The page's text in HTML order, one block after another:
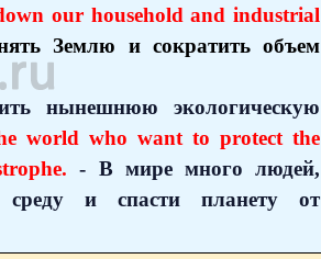
our household and industrial
Землю и сократить объем
нынешнюю экологическую
world who want to protect the
- В мире много людей,
и спасти планету от